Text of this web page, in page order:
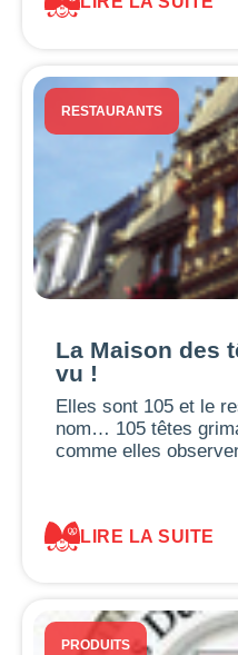
RESTAURANTS
La Maison des
vu !
Elles sont 105 et le
nom… 105 têtes
comme elles
LIRE LA SUITE
PRODUITS